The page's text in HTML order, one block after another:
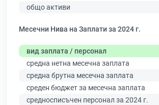
общо активи
Месечни Нива на Заплати за 2024 г.
вид заплата / персонал
средна нетна месечна заплата
средна брутна месечна заплата
среден бюджет за месечна заплата
средносписъчен персонал за 2024 г.